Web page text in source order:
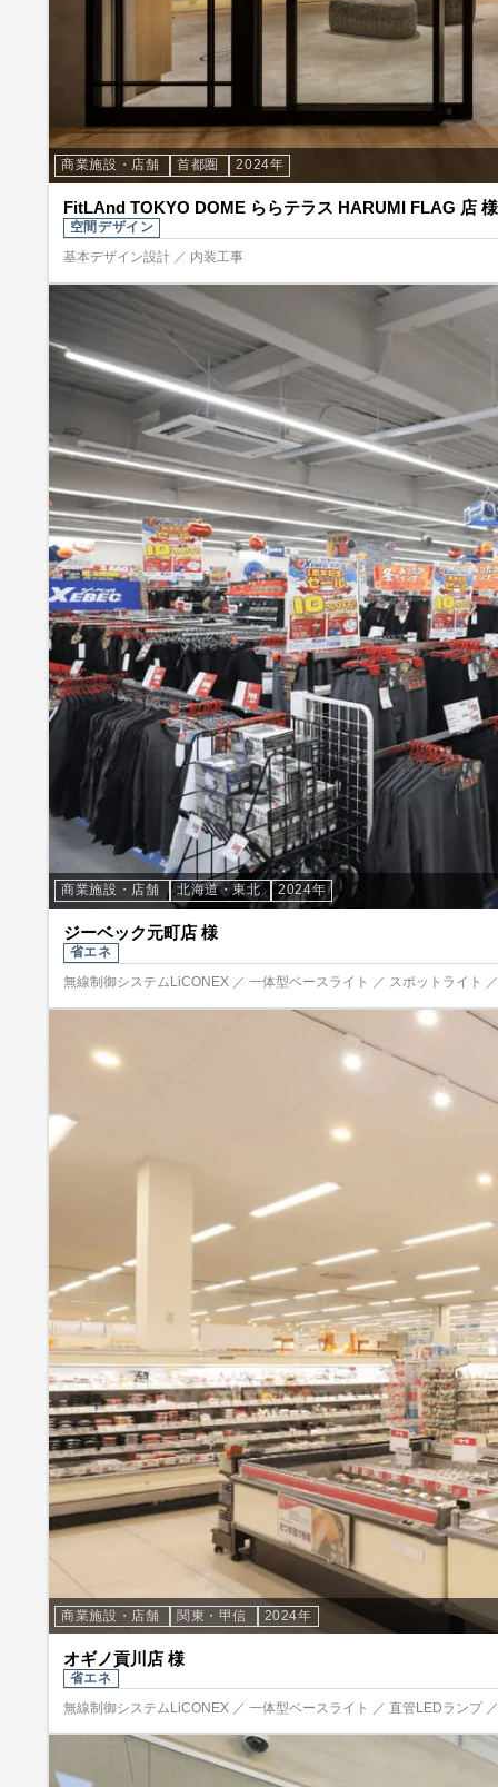
商業施設・店舗 首都圏 2024年
FitLAnd TOKYO DOME ららテラス HARUMI FLAG 店 様
空間デザイン
基本デザイン設計 ／ 内装工事
商業施設・店舗 北海道・東北 2024年
ジーベック元町店 様
省エネ
無線制御システムLiCONEX ／ 一体型ベースライト ／ スポットライト
商業施設・店舗 関東・甲信 2024年
オギノ貢川店 様
省エネ
無線制御システムLiCONEX ／ 一体型ベースライト ／ 直管LEDランプ